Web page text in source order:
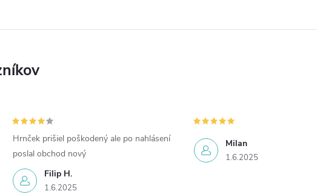
Filip H.
1.6.2025
Hrnček prišiel poškodený ale po nahlásení
poslal obchod nový
Milan
1.6.2025